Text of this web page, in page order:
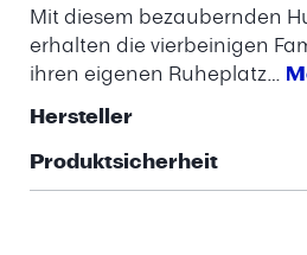
Mit diesem bezaubernden
erhalten die vierbeinigen
ihren eigenen Ruheplatz…
Hersteller
Produktsicherheit